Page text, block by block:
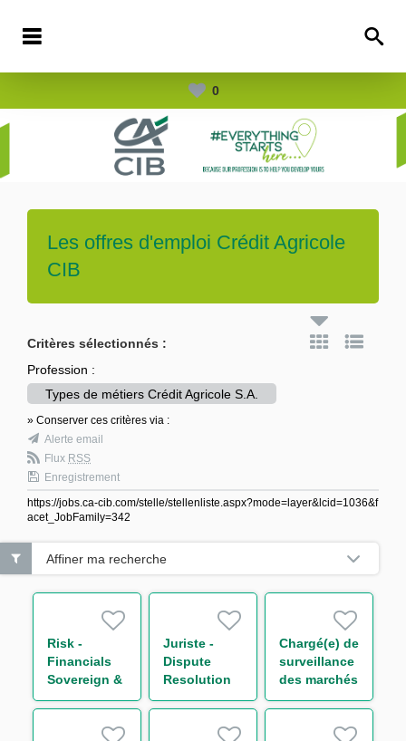
0
Les offres d'emploi Crédit Agricole
CIB
Critères sélectionnés :
Profession :
Types de métiers Crédit Agricole S.A.
» Conserver ces critères via :
Alerte email
Flux RSS
Enregistrement
https://jobs.ca-cib.com/stelle/stellenliste.aspx?mode=layer&lcid=1036&f
acet_JobFamily=342
Risk -
Financials
Sovereign &
Country
Juriste -
Dispute
Resolution
H/F
Chargé(e) de
surveillance
des marchés
financiers
Affiner ma recherche